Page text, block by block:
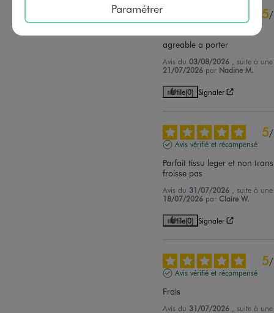
5/
Avis vérifié et récompensé
agreable a porter
Avis du03/08/2026
, suite à
21/07/2026 par Nadine M.
Utile(0) Signaler
5/
Avis vérifié et récompensé
Parfait tissu leger et non
froisse pas
Avis du 31/07/2026
, suite à
18/07/2026 parClaire W.
Utile(0) Signaler
5/
Avis vérifié et récompensé
Frais
Avis du 31/07/2026
, suite à
Paramétrer